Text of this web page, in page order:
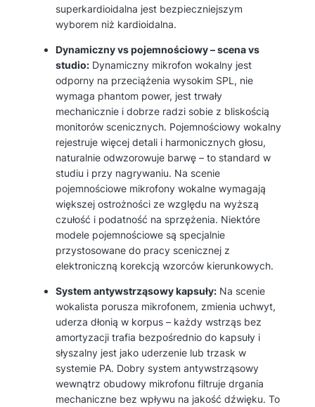
superkardioidalna jest bezpieczniejszym
wyborem niż kardioidalna.
Dynamiczny vs pojemnościowy – scena vs
studio: Dynamiczny mikrofon wokalny jest
odporny na przeciążenia wysokim SPL, nie
wymaga phantom power, jest trwały
mechanicznie i dobrze radzi sobie z bliskością
monitorów scenicznych. Pojemnościowy wokalny
rejestruje więcej detali i harmonicznych głosu,
naturalnie odwzorowuje barwę – to standard w
studiu i przy nagrywaniu. Na scenie
pojemnościowe mikrofony wokalne wymagają
większej ostrożności ze względu na wyższą
czułość i podatność na sprzężenia. Niektóre
modele pojemnościowe są specjalnie
przystosowane do pracy scenicznej z
elektroniczną korekcją wzorców kierunkowych.
System antywstrząsowy kapsuły: Na scenie
wokalista porusza mikrofonem, zmienia uchwyt,
uderza dłonią w korpus – każdy wstrząs bez
amortyzacji trafia bezpośrednio do kapsuły i
słyszalny jest jako uderzenie lub trzask w
systemie PA. Dobry system antywstrząsowy
wewnątrz obudowy mikrofonu filtruje drgania
mechaniczne bez wpływu na jakość dźwięku. To